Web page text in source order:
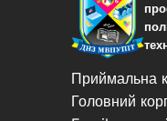
Приймальна
Головний